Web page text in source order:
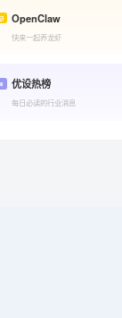
OpenClaw
快来一起养龙虾
优设热榜
每日必读的行业消息